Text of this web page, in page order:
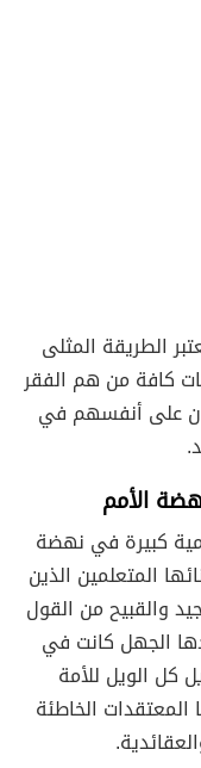
الطريقة المثلى
كافة من هم الفقر
على أنفسهم في
الأمم
كبيرة في نهضة
المتعلمين الذين
والقبيح من القول
الجهل كانت في
كل الويل للأمة
الخاطئة